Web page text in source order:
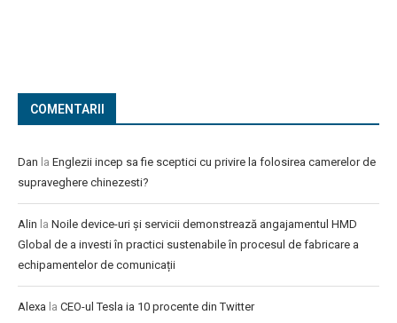
COMENTARII
Dan la Englezii incep sa fie sceptici cu privire la folosirea camerelor de
supraveghere chinezesti?
Alin la Noile device-uri și servicii demonstrează angajamentul HMD
Global de a investi în practici sustenabile în procesul de fabricare a
echipamentelor de comunicații
Alexa la CEO-ul Tesla ia 10 procente din Twitter